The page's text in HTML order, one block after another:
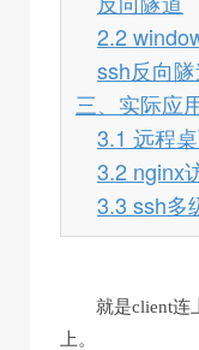
2.2
ssh反向
三、实际应
3.1 远程
3.2 nginx
3.3 ssh多
就是client连
上。